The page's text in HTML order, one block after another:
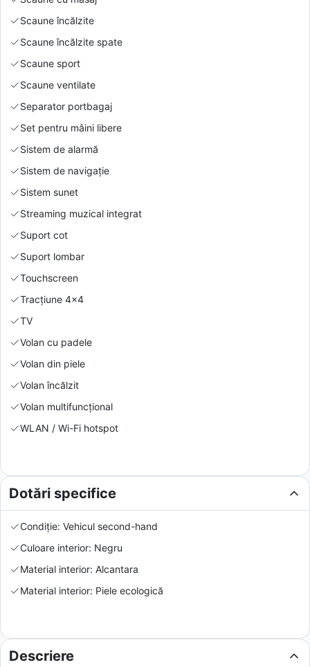
Scaune încălzite
Scaune încălzite spate
Scaune sport
Scaune ventilate
Separator portbagaj
Set pentru mâini libere
Sistem de alarmă
Sistem de navigație
Sistem sunet
Streaming muzical integrat
Suport cot
Suport lombar
Touchscreen
Tracțiune 4x4
TV
Volan cu padele
Volan din piele
Volan încălzit
Volan multifuncțional
WLAN / Wi-Fi hotspot
Dotări specifice
Condiție: Vehicul second-hand
Culoare interior: Negru
Material interior: Alcantara
Material interior: Piele ecologică
Descriere